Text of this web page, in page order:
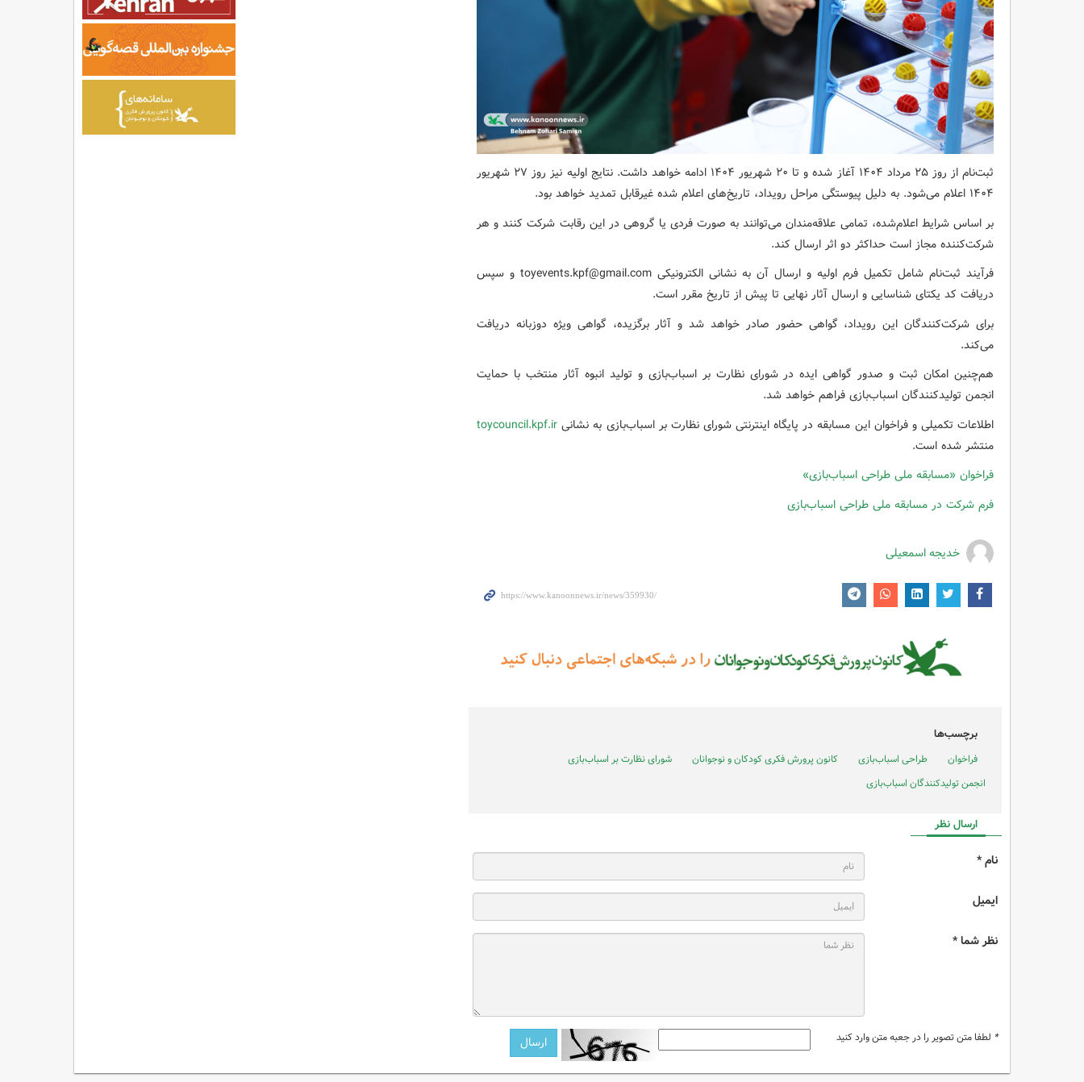
ثبت‌نام از روز ۲۵ مرداد ۱۴۰۴ آغاز شده و تا ۲۰ شهریور ۱۴۰۴ ادامه خواهد داشت. نتایج اولیه نیز روز ۲۷ شهریور
۱۴۰۴ اعلام می‌شود. به دلیل پیوستگی مراحل رویداد، تاریخ‌های اعلام شده غیرقابل تمدید خواهد بود.
بر اساس شرایط اعلام‌شده، تمامی علاقه‌مندان می‌توانند به صورت فردی یا گروهی در این رقابت شرکت کنند و هر
شرکت‌کننده مجاز است حداکثر دو اثر ارسال کند.
فرآیند ثبت‌نام شامل تکمیل فرم اولیه و ارسال آن به نشانی الکترونیکی toyevents.kpf@gmail.com و سپس
دریافت کد یکتای شناسایی و ارسال آثار نهایی تا پیش از تاریخ مقرر است.
برای شرکت‌کنندگان این رویداد، گواهی حضور صادر خواهد شد و آثار برگزیده، گواهی ویژه دوزبانه دریافت
می‌کند.
هم‌چنین امکان ثبت و صدور گواهی ایده در شورای نظارت بر اسباب‌بازی و تولید انبوه آثار منتخب با حمایت
انجمن تولیدکنندگان اسباب‌بازی فراهم خواهد شد.
اطلاعات تکمیلی و فراخوان این مسابقه در پایگاه اینترنتی شورای نظارت بر اسباب‌بازی به نشانی toycouncil.kpf.ir
منتشر شده است.
فراخوان «مسابقه ملی طراحی اسباب‌بازی»
فرم شرکت در مسابقه ملی طراحی اسباب‌بازی
خدیجه اسمعیلی
برچسب‌ها
فراخوان طراحی اسباب‌بازی کانون پرورش فکری کودکان و نوجوانان
شورای نظارت بر اسباب‌بازی
انجمن تولیدکنندگان اسباب‌بازی
ارسال نظر
نام *
ایمیل
نظر شما *
* لطفا متن تصویر را در جعبه متن وارد کنید